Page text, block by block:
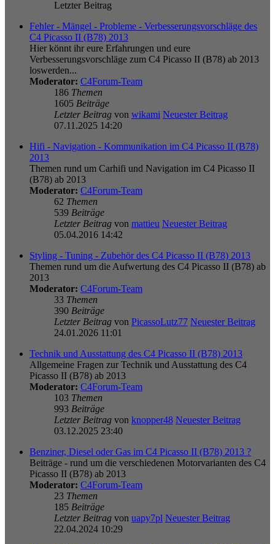
Letzter Beitrag
Fehler - Mängel - Probleme - Verbesserungsvorschläge des
C4 Picasso II (B78) 2013
Hier könnt ihr eure Erfahrungen und eure
Verbesserungsvorschläge zum C4 Picasso II (B78) ab 2013
loswerden...
Moderator: C4Forum-Team
186 Themen
1605 Beiträge
Letzter Beitrag von wikami Neuester Beitrag
07.11.2025 14:20
Hifi - Navigation - Kommunikation im C4 Picasso II (B78)
2013
Themen rund um Carhifi und Navigation im C4 Picasso II
(B78) ab 2013
Moderator: C4Forum-Team
62 Themen
539 Beiträge
Letzter Beitrag von mattieu Neuester Beitrag
05.04.2016 14:42
Styling - Tuning - Zubehör des C4 Picasso II (B78) 2013
Themen rund um die Aufwertung des C4 Picasso II (B78) ab
2013
Moderator: C4Forum-Team
33 Themen
390 Beiträge
Letzter Beitrag von PicassoLutz77 Neuester Beitrag
24.01.2026 11:01
Technik und Ausstattung des C4 Picasso II (B78) 2013
Allgemeine Fragen zur Technik und Ausstattung des C4
Picasso II (B78) ab 2013
Moderator: C4Forum-Team
103 Themen
993 Beiträge
Letzter Beitrag von knopper48 Neuester Beitrag
03.12.2025 23:40
Benziner, Diesel oder Gas im C4 Picasso II (B78) 2013 ?
Beiträge - rund um die verschiedenen Motorvarianten des C4
Picasso II (B78) ab 2013
Moderator: C4Forum-Team
23 Themen
185 Beiträge
Letzter Beitrag von uapy7pl Neuester Beitrag
22.04.2024 10:29